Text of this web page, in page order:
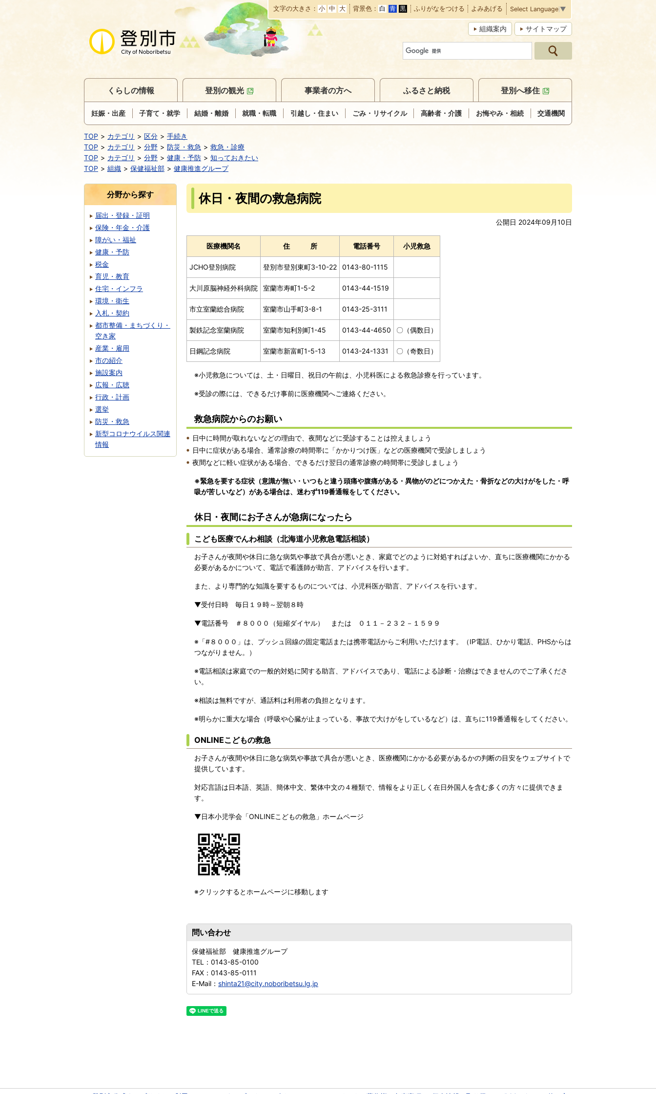
本
文
へ
移
動
文字の大きさ 小 中 大 背景色 白 青 黒 ふりがなをつける よみあげる Select Language ▼
組織案内 サイトマップ
くらしの情報
妊娠・出産 子育て・就学 結婚・離婚 就職・転職 引越し・住まい ごみ・リサイクル 高齢者・介護 お悔やみ・相続 交通機関
登別の観光 事業者の方へ ふるさと納税 登別へ移住
TOP カテゴリ 区分
手続き
TOP
カテゴリ 分野 防災・救急
救急・診療
TOP
カテゴリ 分野 健康・予防
知っておきたい
TOP
組織 保健福祉部 健康推進グループ
休日・夜間の救急病院
公開日 2024年09月10日
医療機関名 住所 電話番号 小児救急
JCHO登別病院 登別市登別東町3-10-22 0143-80-1115
大川原脳神経外科病院 室蘭市寿町1-5-2 0143-44-1519
市立室蘭総合病院 室蘭市山手町3-8-1 0143-25-3111
製鉄記念室蘭病院 室蘭市知利別町1-45 0143-44-4650 〇（偶数日）
日鋼記念病院 室蘭市新富町1-5-13 0143-24-1331 〇（奇数日）
※小児救急については、土・日曜日、祝日の午前は、小児科医による救急診療を行っています。
※受診の際には、できるだけ事前に医療機関へご連絡ください。
救急病院からのお願い
日中に時間が取れないなどの理由で、夜間などに受診することは控えましょう
日中に症状がある場合、通常診療の時間帯に「かかりつけ医」などの医療機関で受診しましょう
夜間などに軽い症状がある場合、できるだけ翌日の通常診療の時間帯に受診しましょう
※緊急を要する症状（意識が無い・いつもと違う頭痛や腹痛がある・異物がのどにつかえた・骨折などの大けがをした・呼
吸が苦しいなど）がある場合は、迷わず119番通報をしてください。
休日・夜間にお子さんが急病になったら
こども医療でんわ相談（北海道小児救急電話相談）
お子さんが夜間や休日に急な病気や事故で具合が悪いとき、家庭でどのように対処すればよいか、直ちに医療機関にかかる
必要があるかについて、電話で看護師が助言、アドバイスを行います。
また、より専門的な知識を要するものについては、小児科医が助言、アドバイスを行います。
▼受付日時 毎日１９時～翌朝８時
▼電話番号 ＃８０００（短縮ダイヤル） または ０１１－２３２－１５９９
※「#８０００」は、プッシュ回線の固定電話または携帯電話からご利用いただけます。（IP電話、ひかり電話、PHSからは
つながりません。）
※電話相談は家庭での一般的対処に関する助言、アドバイスであり、電話による診断・治療はできませんのでご了承くださ
い。
※相談は無料ですが、通話料は利用者の負担となります。
※明らかに重大な場合（呼吸や心臓が止まっている、事故で大けがをしているなど）は、直ちに119番通報をしてください。
ONLINEこどもの救急
お子さんが夜間や休日に急な病気や事故で具合が悪いとき、医療機関にかかる必要があるかの判断の目安をウェブサイトで
提供しています。
対応言語は日本語、英語、簡体中文、繁体中文の４種類で、情報をより正しく在日外国人を含む多くの方々に提供できま
す。
▼日本小児学会「ONLINEこどもの救急」ホームページ
※クリックするとホームページに移動します
問い合わせ
保健福祉部 健康推進グループ
TEL： 0143-85-0100
FAX： 0143-85-0111
E-Mail： shinta21@city.noboribetsu.lg.jp
分野から探す
届出・登録・証明
保険・年金・介護
障がい・福祉
健康・予防
税金
育児・教育
住宅・インフラ
環境・衛生
入札・契約
都市整備・まちづくり・
空き家
産業・雇用
市の紹介
施設案内
広報・広聴
行政・計画
選挙
防災・救急
新型コロナウイルス関連
情報